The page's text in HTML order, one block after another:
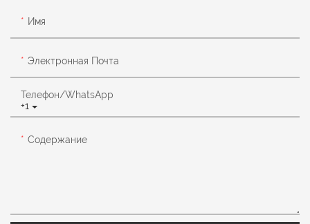
Имя
Электронная Почта
+1
Телефон/WhatsApp
Содержание